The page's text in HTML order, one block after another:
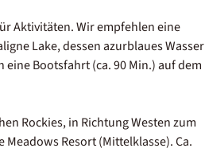
Aktivitäten. Wir empfehlen eine
Lake, dessen azurblaues Wasser
Bootsfahrt (ca. 90 Min.) auf dem
Rockies, in Richtung Westen zum
Meadows Resort (Mittelklasse). Ca.